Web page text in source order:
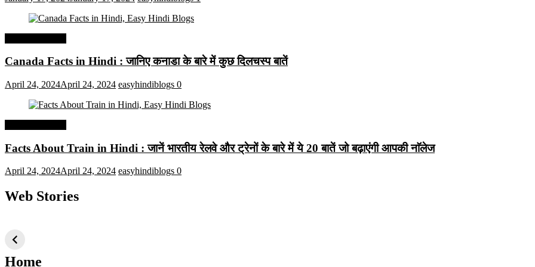
Canada Facts in Hindi : जानिए कनाडा के बारे में कुछ दिलचस्प बातें
April 24, 2024April 24, 2024 easyhindiblogs 0
Facts About Train in Hindi : जानें भारतीय रेलवे और ट्रेनों के बारे में ये 20 बातें जो बढ़ाएंगी आपकी नाॅलेज
April 24, 2024April 24, 2024 easyhindiblogs 0
Web Stories
तकनीक जो आपको
2024 के लिए सीखनी
Home